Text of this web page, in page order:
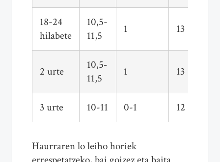
18-24
hilabete
10,5-
11,5
1 13
2 urte
10,5-
11,5
1 13
3 urte 10-11 0-1 12
Haurraren lo leiho horiek